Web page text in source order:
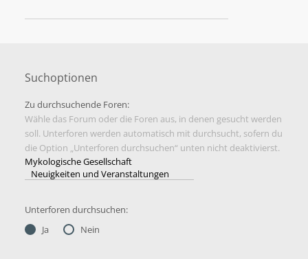
Suchoptionen
Zu durchsuchende Foren:
Wähle das Forum oder die Foren aus, in denen gesucht werden
soll. Unterforen werden automatisch mit durchsucht, sofern du
die Option „Unterforen durchsuchen“ unten nicht deaktivierst.
Unterforen durchsuchen:
Ja
Nein